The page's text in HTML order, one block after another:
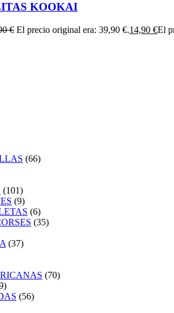
KOOKAI
€ El precio original era: 39,90 €.14,90 €El
(66)
(101)
(9)
(6)
(35)
(37)
(70)
(56)